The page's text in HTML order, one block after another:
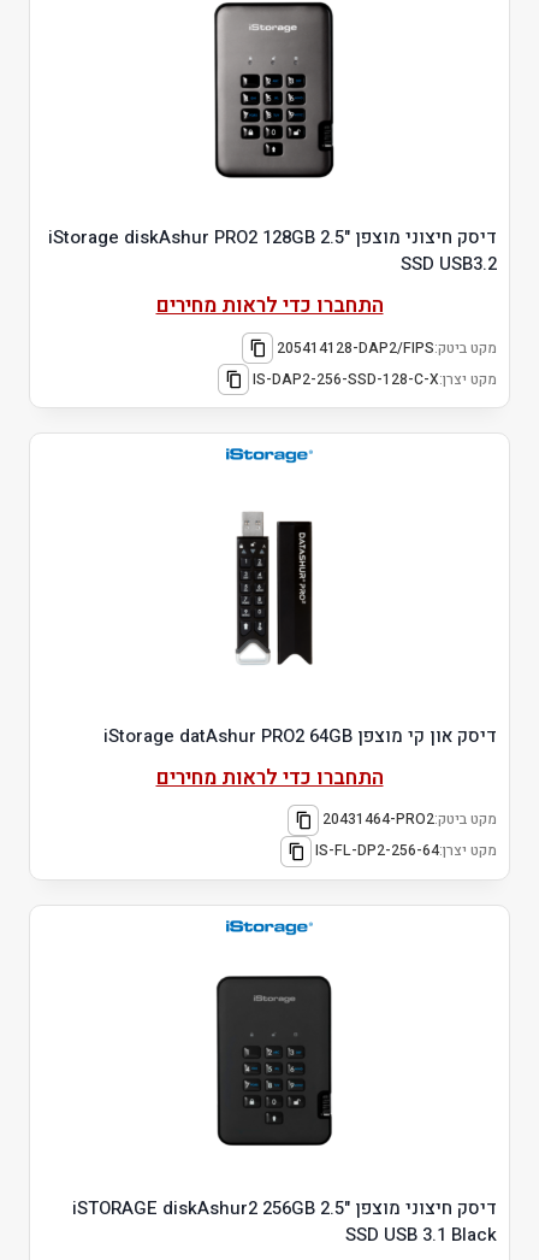
דיסק חיצוני מוצפן "2.5 iStorage diskAshur PRO2 128GB
SSD USB3.2
התחברו כדי לראות מחירים
מקט ביטק:205414128-DAP2/FIPS
מקט יצרן:IS-DAP2-256-SSD-128-C-X
דיסק און קי מוצפן iStorage datAshur PRO2 64GB
התחברו כדי לראות מחירים
מקט ביטק:20431464-PRO2
מקט יצרן:IS-FL-DP2-256-64
דיסק חיצוני מוצפן "2.5 iSTORAGE diskAshur2 256GB
SSD USB 3.1 Black